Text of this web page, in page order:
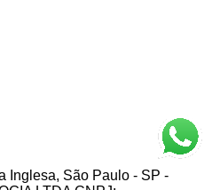
Inglesa, São Paulo - SP -